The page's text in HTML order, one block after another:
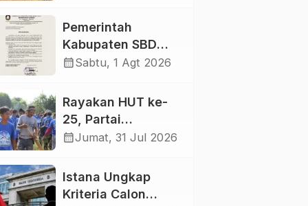
Bagikan PMT untuk
Anak Stunting dan
Ibu Hamil
Pemerintah
Kabupaten SBD
Ajak Warga
Putih dan
Semarakkan HUT
Ke-81 RI
calendar_monthSabtu, 1 Agt 2026
Rayakan HUT ke-
25, Partai
Demokrat SBD Pilih
dan Tanam Pohon
calendar_monthJumat, 31 Jul 2026
Istana Ungkap
Kriteria Calon